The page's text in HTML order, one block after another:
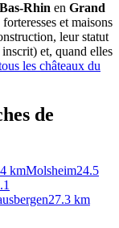
Bas-Rhin en Grand
et maisons
leur statut
et, quand elles
les châteaux du
de
kmMolsheim24.5
27.3 km